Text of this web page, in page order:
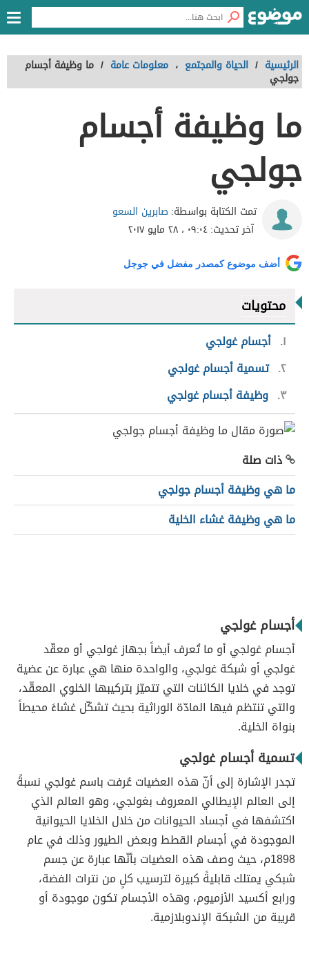
الرئيسية / الحياة والمجتمع ، معلومات عامة / ما وظيفة أجسام
جولجي
ما وظيفة أجسام
جولجي
تمت الكتابة بواسطة: صابرين السعو
آخر تحديث:٠٩:٠٤ ، ٢٨ مايو ٢٠١٧
أضف موضوع كمصدر مفضل في جوجل
محتويات
١ أجسام غولجي
٢ تسمية أجسام غولجي
٣ وظيفة أجسام غولجي
ذات صلة
ما هي وظيفة أجسام جولجي
ما هي وظيفة غشاء الخلية
أجسام غولجي
أجسام غولجي أو ما تُعرف أيضاً بجهاز غولجي أو معقّد
غولجي أو شبكة غولجي، والواحدة منها هي عبارة عن عضية
توجد في خلايا الكائنات التي تتميّز بتركيبها الخلوي المعقّد،
والتي تنتظم فيها المادّة الوراثية بحيث تشكّل غشاءً محيطاً
بنواة الخلية.
تسمية أجسام غولجي
تجدر الإشارة إلى أنّ هذه العضيات عُرفت باسم غولجي نسبةً
إلى العالم الإيطالي المعروف بغولجي، وهو العالم الذي
اكتشفها في أجساد الحيوانات من خلال الخلايا الحيوانية
الموجودة في أجسام القطط وبعض الطيور وذلك في عام
1898م، حيث وصف هذه العضيات بأنّها عبارة عن جسم
شبكي يمتلك قابليةً كبيرة لترسيب كلٍ من نترات الفضة،
ورابع أكسيد الأزميوم، وهذه الأجسام تكون موجودة أو
قريبة من الشبكة الإندوبلازمية.